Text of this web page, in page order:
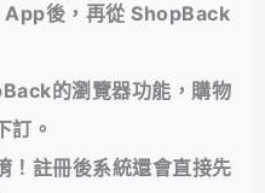
後，再從 ShopBack
的瀏覽器功能，購物
訂。
！註冊後系統還會直接先